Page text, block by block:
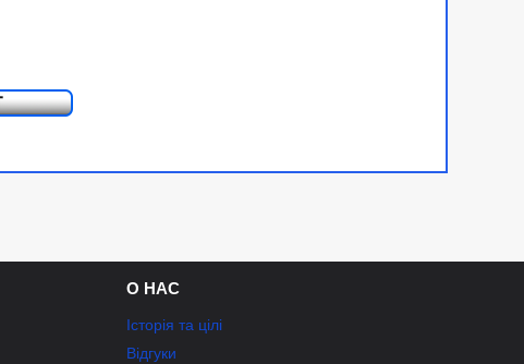
О НАС
Історія та цілі
Відгуки